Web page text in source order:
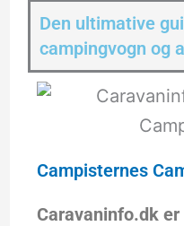
Den ultimative
campingvogn og
Campisternes
Caravaninfo.dk er